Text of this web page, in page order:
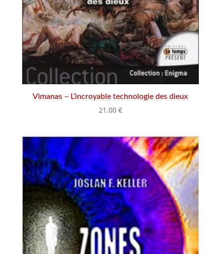
Vimanas – L’incroyable technologie des dieux
21.00 €